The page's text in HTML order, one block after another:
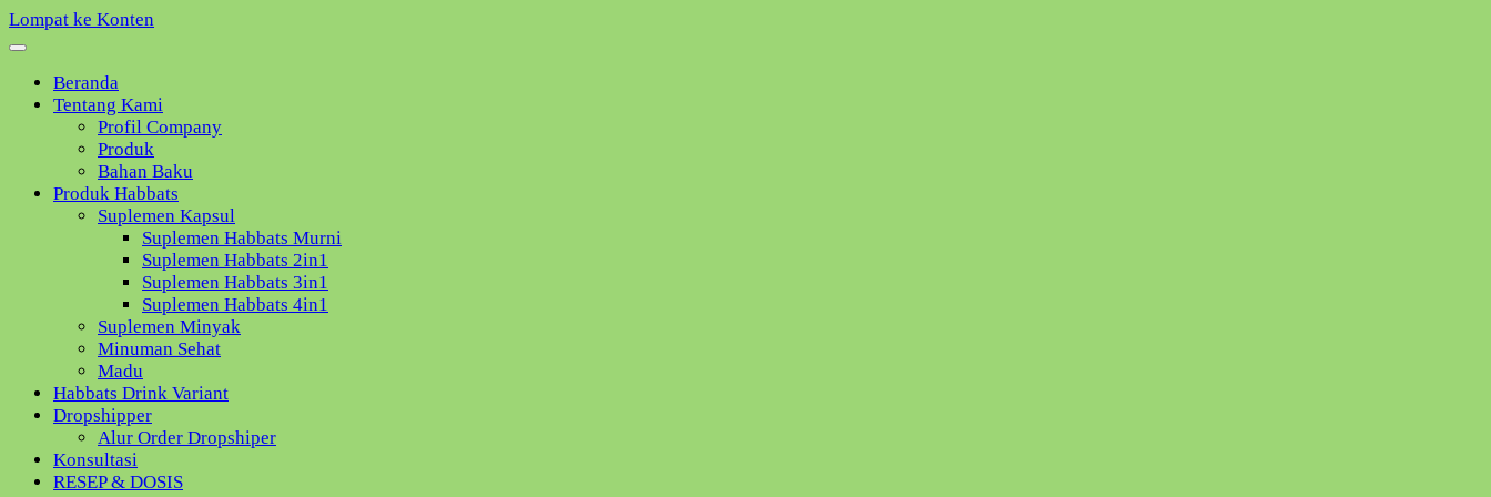
Lompat ke Konten
Beranda
Tentang Kami
Profil Company
Produk
Bahan Baku
Produk Habbats
Suplemen Kapsul
Suplemen Habbats Murni
Suplemen Habbats 2in1
Suplemen Habbats 3in1
Suplemen Habbats 4in1
Suplemen Minyak
Minuman Sehat
Madu
Habbats Drink Variant
Dropshipper
Alur Order Dropshiper
Konsultasi
RESEP & DOSIS